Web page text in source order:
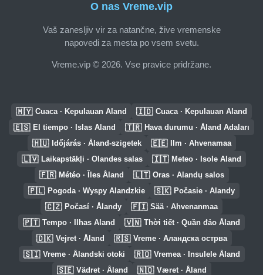
O nas Vreme.vip
Vaš zanesljiv vir za natančne, žive vremenske
napovedi za mesta po vsem svetu.
Vreme.vip © 2026. Vse pravice pridržane.
🇲🇾 Cuaca · Kepulauan Aland 🇮🇩 Cuaca · Kepulauan Aland
🇪🇸 El tiempo · Islas Aland 🇹🇷 Hava durumu · Åland Adaları
🇭🇺 Időjárás · Åland-szigetek 🇪🇪 Ilm · Ahvenamaa
🇱🇻 Laikapstākļi · Olandes salas 🇮🇹 Meteo · Isole Aland
🇫🇷 Météo · Îles Åland 🇱🇹 Oras · Alandų salos
🇵🇱 Pogoda · Wyspy Alandzkie 🇸🇰 Počasie · Alandy
🇨🇿 Počasí · Ålandy 🇫🇮 Sää · Ahvenanmaa
🇵🇹 Tempo · Ilhas Aland 🇻🇳 Thời tiết · Quần đảo Åland
🇩🇰 Vejret · Åland 🇷🇸 Vreme · Аландска острва
🇸🇮 Vreme · Ålandski otoki 🇷🇴 Vremea · Insulele Åland
🇸🇪 Vädret · Åland 🇳🇴 Været · Åland